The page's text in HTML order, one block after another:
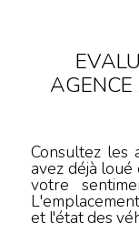
Consultez les
avez déjà loué
votre
et l'état des